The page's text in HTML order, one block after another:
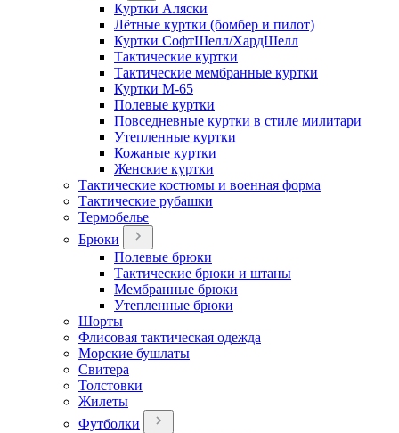
Куртки Аляски
Лётные куртки (бомбер и пилот)
Куртки СофтШелл/ХардШелл
Тактические куртки
Тактические мембранные куртки
Куртки М-65
Полевые куртки
Повседневные куртки в стиле милитари
Утепленные куртки
Кожаные куртки
Женские куртки
Тактические костюмы и военная форма
Тактические рубашки
Термобелье
Брюки
Полевые брюки
Тактические брюки и штаны
Мембранные брюки
Утепленные брюки
Шорты
Флисовая тактическая одежда
Морские бушлаты
Свитера
Толстовки
Жилеты
Футболки